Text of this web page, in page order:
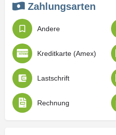
Zahlungsarten
Andere
Kreditkarte (Amex)
Lastschrift
Rechnung